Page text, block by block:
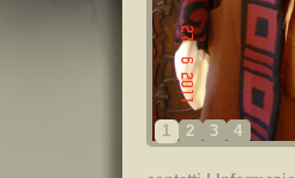
1 2 3 4